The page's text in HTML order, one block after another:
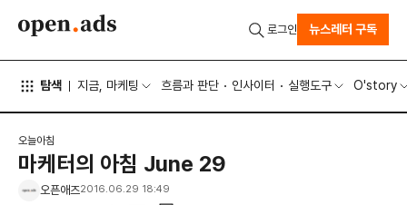
탐색 지금, 마케팅 흐름과 판단 인사이터 실행도구 O'story
로그인 뉴스레터 구독
오늘아침
마케터의 아침 June 29
오픈애즈2016.06.29 18:49